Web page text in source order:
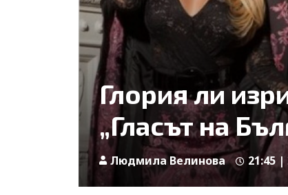
Глория ли
„Гласът на
Людмила Велинова 21:45 |